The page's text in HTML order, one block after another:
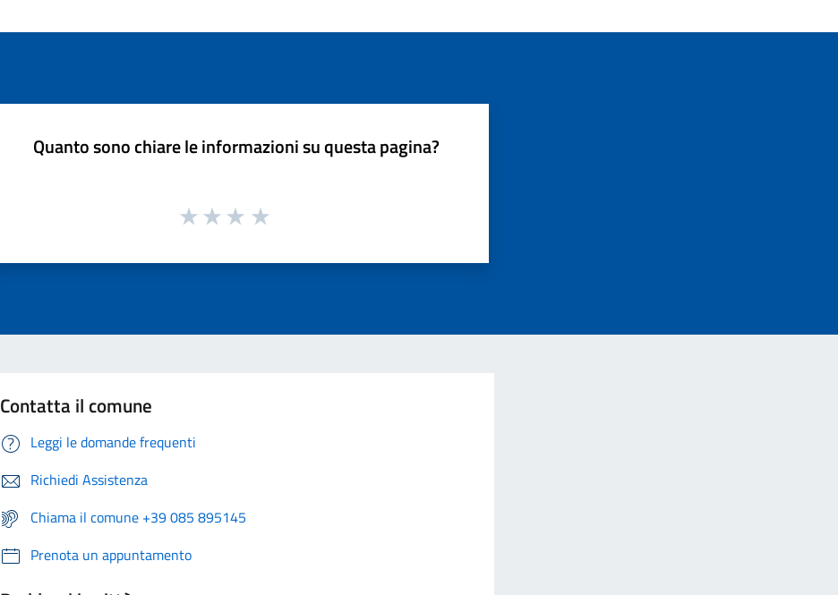
Quanto sono chiare le informazioni su questa pagina?
Contatta il comune
Leggi le domande frequenti
Richiedi Assistenza
Chiama il comune +39 085 895145
Prenota un appuntamento